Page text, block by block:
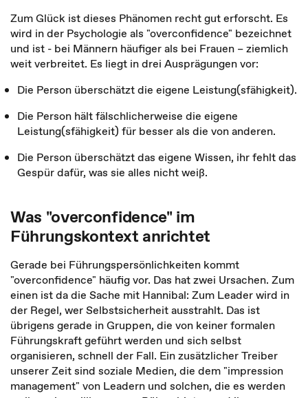
Zum Glück ist dieses Phänomen recht gut erforscht. Es
wird in der Psychologie als "overconfidence" bezeichnet
und ist - bei Männern häufiger als bei Frauen – ziemlich
weit verbreitet. Es liegt in drei Ausprägungen vor:
Die Person überschätzt die eigene Leistung(sfähigkeit).
Die Person hält fälschlicherweise die eigene
Leistung(sfähigkeit) für besser als die von anderen.
Die Person überschätzt das eigene Wissen, ihr fehlt das
Gespür dafür, was sie alles nicht weiß.
Was "overconfidence" im
Führungskontext anrichtet
Gerade bei Führungspersönlichkeiten kommt
"overconfidence" häufig vor. Das hat zwei Ursachen. Zum
einen ist da die Sache mit Hannibal: Zum Leader wird in
der Regel, wer Selbstsicherheit ausstrahlt. Das ist
übrigens gerade in Gruppen, die von keiner formalen
Führungskraft geführt werden und sich selbst
organisieren, schnell der Fall. Ein zusätzlicher Treiber
unserer Zeit sind soziale Medien, die dem "impression
management" von Leadern und solchen, die es werden